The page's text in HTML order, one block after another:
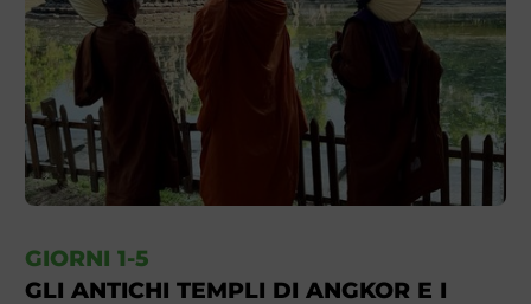
GIORNI 1-5
GLI ANTICHI TEMPLI DI ANGKOR E I